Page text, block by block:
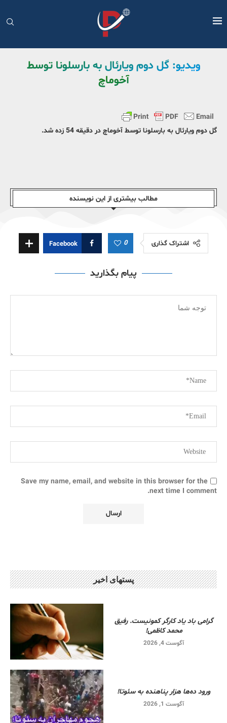
ویدیو: گل دوم ویارئال به بارسلونا توسط
آخوماچ
گل دوم ویارئال به بارسلونا توسط آخوماچ در دقیقه 54 زده شد.
مطالب بیشتری از این نویسندە
اشتراک گذاری 0
Facebook
پیام بگذارید
Save my name, email, and website in this browser for the
next time I comment.
پستهای اخیر
گرامی باد یاد کارگر کمونیست. رفیق
محمد کاظمی!
آگوست 4, 2026
ورود ده‌ها هزار پناهنده به سئوتا!
آگوست 1, 2026